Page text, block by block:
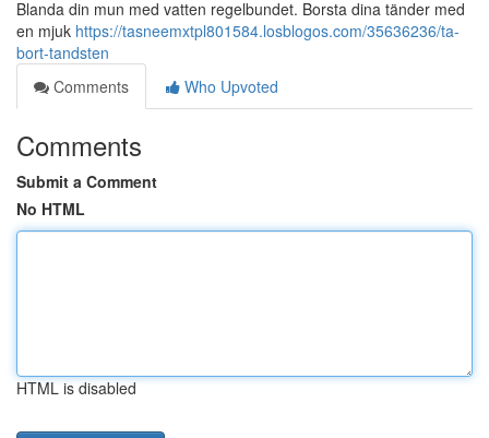
Blanda din mun med vatten regelbundet. Borsta dina tänder med
en mjuk https://tasneemxtpl801584.losblogos.com/35636236/ta-
bort-tandsten
Comments
Who Upvoted
Comments
Submit a Comment
No HTML
HTML is disabled